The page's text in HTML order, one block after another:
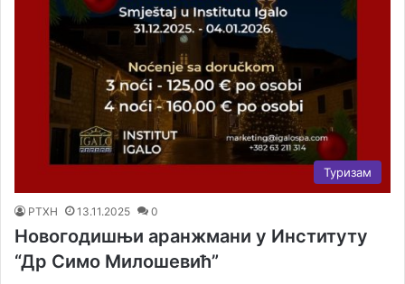
Туризам
РТХН 13.11.2025 0
Новогодишњи аранжмани у Институту
“Др Симо Милошевић”